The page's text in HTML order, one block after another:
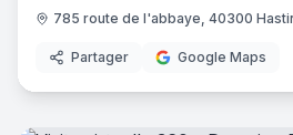
785 route de l'abbaye, 40300
Partager Google Maps